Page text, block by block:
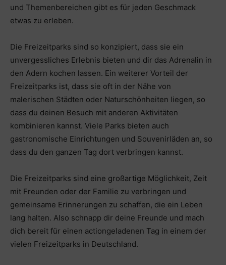
und Themenbereichen gibt es für jeden Geschmack
etwas zu erleben.
Die Freizeitparks sind so konzipiert, dass sie ein
unvergessliches Erlebnis bieten und dir das Adrenalin in
den Adern kochen lassen. Ein weiterer Vorteil der
Freizeitparks ist, dass sie oft in der Nähe von
malerischen Städten oder Naturschönheiten liegen, so
dass du deinen Besuch mit anderen Aktivitäten
kombinieren kannst. Viele Parks bieten auch
gastronomische Einrichtungen und Souvenirläden an, so
dass du den ganzen Tag dort verbringen kannst.
Die Freizeitparks sind eine großartige Möglichkeit, Zeit
mit Freunden oder der Familie zu verbringen und
gemeinsame Erinnerungen zu schaffen, die ein Leben
lang halten. Also schnapp dir deine Freunde und mach
dich bereit für einen actiongeladenen Tag in einem der
vielen Freizeitparks in Deutschland.